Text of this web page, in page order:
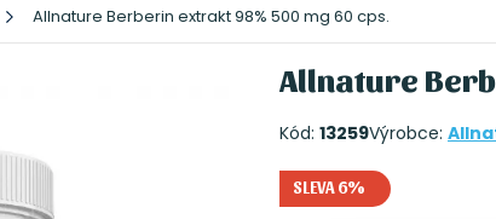
Allnature Berberin extrakt 98% 500 mg 60 cps.
Allnature
Kód: 13259Výrobce:
SLEVA 6%